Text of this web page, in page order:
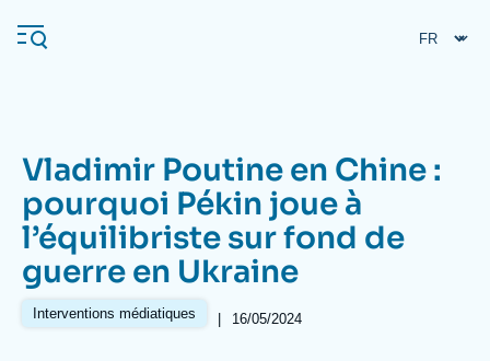
au
contenu
Navigation
principale
L'Ifri
Analyses
Vladimir Poutine en Chine :
pourquoi Pékin joue à
l’équilibriste sur fond de
guerre en Ukraine
Interventions médiatiques | 16/05/2024